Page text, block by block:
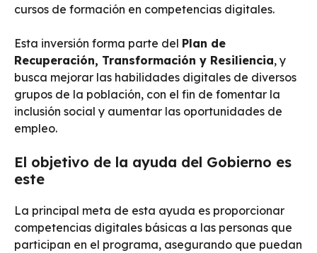
cursos de formación en competencias digitales.
Esta inversión forma parte del Plan de
Recuperación, Transformación y Resiliencia, y
busca mejorar las habilidades digitales de diversos
grupos de la población, con el fin de fomentar la
inclusión social y aumentar las oportunidades de
empleo.
El objetivo de la ayuda del Gobierno es
este
La principal meta de esta ayuda es proporcionar
competencias digitales básicas a las personas que
participan en el programa, asegurando que puedan